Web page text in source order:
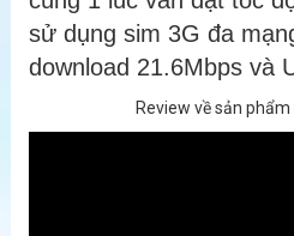
sử dụng sim 3G đa
download 21.6Mbps và
Review về sản phẩm